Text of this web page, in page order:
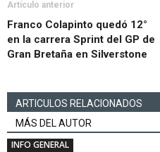
Artículo anterior
Franco Colapinto quedó 12°
en la carrera Sprint del GP de
Gran Bretaña en Silverstone
ARTICULOS RELACIONADOS
MÁS DEL AUTOR
INFO GENERAL